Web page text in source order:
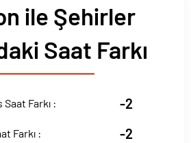
ile Şehirler
Saat Farkı
Farkı : -2
Farkı : -2